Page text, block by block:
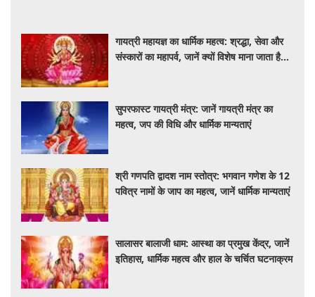
गायत्री महायज्ञ का धार्मिक महत्व: श्रद्धा, सेवा और
संस्कारों का महापर्व, जानें क्यों विशेष माना जाता है
सुपरफास्ट गायत्री मंत्र: जानें गायत्री मंत्र का
महत्व, जप की विधि और धार्मिक मान्यताएं
श्री गणपति द्वादश नाम स्तोत्र: भगवान गणेश के 12
पवित्र नामों के जाप का महत्व, जानें धार्मिक मान्यताएं
सालासर बालाजी धाम: आस्था का प्रमुख केंद्र, जानें
इतिहास, धार्मिक महत्व और हाल के चर्चित घटनाक्रम